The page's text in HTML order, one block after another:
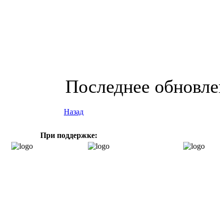
Последнее
Назад
При поддержке: